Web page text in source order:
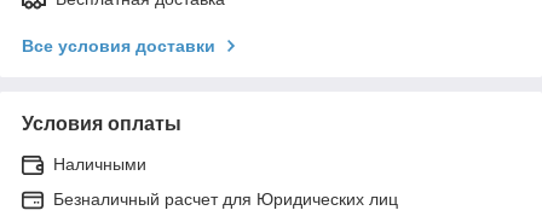
Все условия доставки
Условия оплаты
Наличными
Безналичный расчет для Юридических лиц